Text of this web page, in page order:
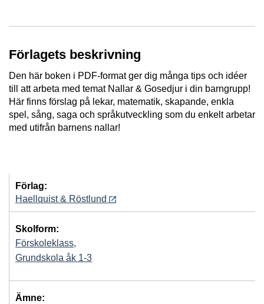
Förlagets beskrivning
Den här boken i PDF‐format ger dig många tips och idéer
till att arbeta med temat Nallar & Gosedjur i din barngrupp!
Här finns förslag på lekar, matematik, skapande, enkla
spel, sång, saga och språkutveckling som du enkelt arbetar
med utifrån barnens nallar!
Förlag:
Haellquist & Röstlund
Skolform:
Förskoleklass,
Grundskola åk 1-3
Ämne: